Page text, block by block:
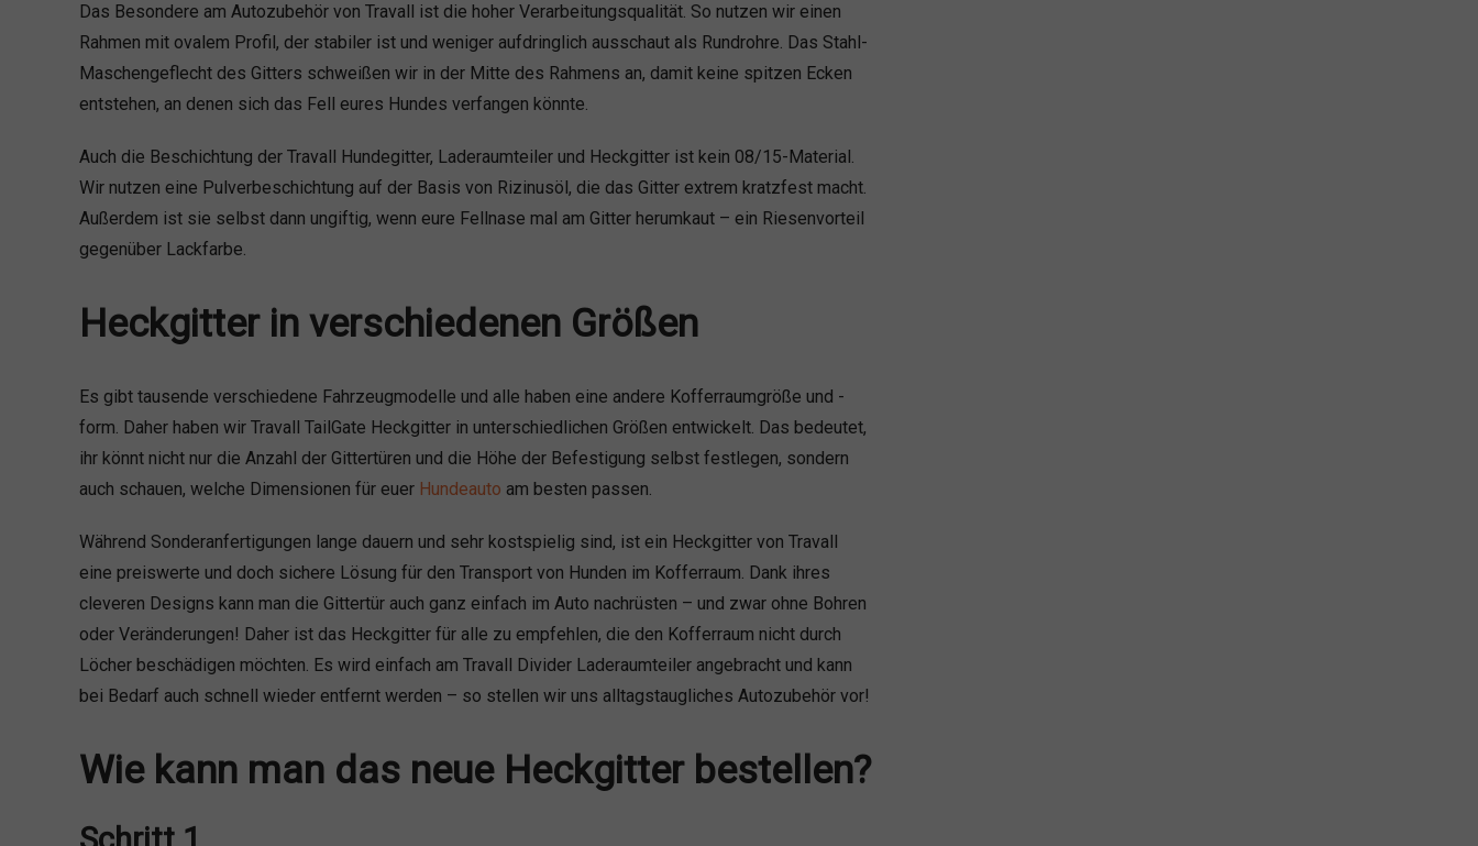
Das Besondere am Autozubehör von Travall ist die hoher Verarbeitungsqualität. So nutzen wir einen
Rahmen mit ovalem Profil, der stabiler ist und weniger aufdringlich ausschaut als Rundrohre. Das Stahl-
Maschengeflecht des Gitters schweißen wir in der Mitte des Rahmens an, damit keine spitzen Ecken
entstehen, an denen sich das Fell eures Hundes verfangen könnte.
Auch die Beschichtung der Travall Hundegitter, Laderaumteiler und Heckgitter ist kein 08/15-Material.
Wir nutzen eine Pulverbeschichtung auf der Basis von Rizinusöl, die das Gitter extrem kratzfest macht.
Außerdem ist sie selbst dann ungiftig, wenn eure Fellnase mal am Gitter herumkaut – ein Riesenvorteil
gegenüber Lackfarbe.
Heckgitter in verschiedenen Größen
Es gibt tausende verschiedene Fahrzeugmodelle und alle haben eine andere Kofferraumgröße und -
form. Daher haben wir Travall TailGate Heckgitter in unterschiedlichen Größen entwickelt. Das bedeutet,
ihr könnt nicht nur die Anzahl der Gittertüren und die Höhe der Befestigung selbst festlegen, sondern
auch schauen, welche Dimensionen für euer Hundeauto am besten passen.
Während Sonderanfertigungen lange dauern und sehr kostspielig sind, ist ein Heckgitter von Travall
eine preiswerte und doch sichere Lösung für den Transport von Hunden im Kofferraum. Dank ihres
cleveren Designs kann man die Gittertür auch ganz einfach im Auto nachrüsten – und zwar ohne Bohren
oder Veränderungen! Daher ist das Heckgitter für alle zu empfehlen, die den Kofferraum nicht durch
Löcher beschädigen möchten. Es wird einfach am Travall Divider Laderaumteiler angebracht und kann
bei Bedarf auch schnell wieder entfernt werden – so stellen wir uns alltagstaugliches Autozubehör vor!
Wie kann man das neue Heckgitter bestellen?